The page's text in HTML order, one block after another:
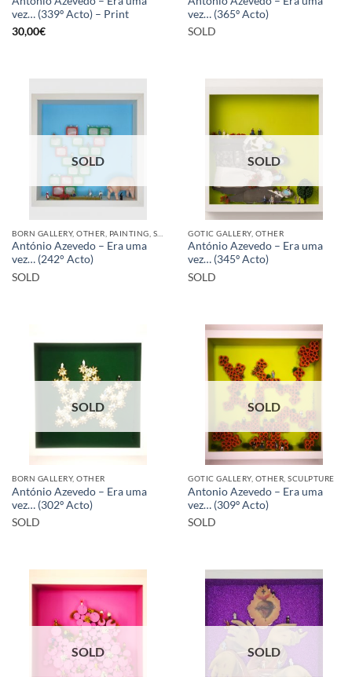
vez… (339º Acto) – Print
30,00€
vez… (365º Acto)
SOLD
SOLD
António Azevedo – Era uma
vez… (242° Acto)
SOLD
SOLD
GOTIC GALLERY, OTHER
António Azevedo – Era uma
vez… (345º Acto)
SOLD
SOLD
BORN GALLERY, OTHER
António Azevedo – Era uma
vez… (302º Acto)
SOLD
SOLD
GOTIC GALLERY, OTHER, SCULPTURE
Antonio Azevedo – Era uma
vez… (309º Acto)
SOLD
SOLD SOLD